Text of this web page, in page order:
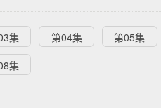
集 第04集
第05集
集